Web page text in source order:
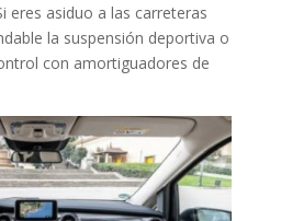
eres asiduo a las carreteras
la suspensión deportiva o
con amortiguadores de